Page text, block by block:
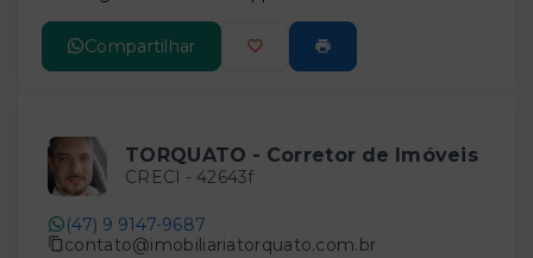
Compartilhar
TORQUATO - Corretor de Imóveis
CRECI - 42643f
(47) 9 9147-9687
contato@imobiliariatorquato.com.br